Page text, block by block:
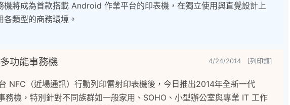
機將成為首款搭載 Android 作業平台的印表機，在獨立使用與直覺設計上
類型的商務環境。
功能事務機 4/24/2014 [列印類]
NFC（近場通訊）行動列印雷射印表機後，今日推出2014年全新一代
務機，特別針對不同族群如一般家用、SOHO、小型辦公室與專業 IT 工作